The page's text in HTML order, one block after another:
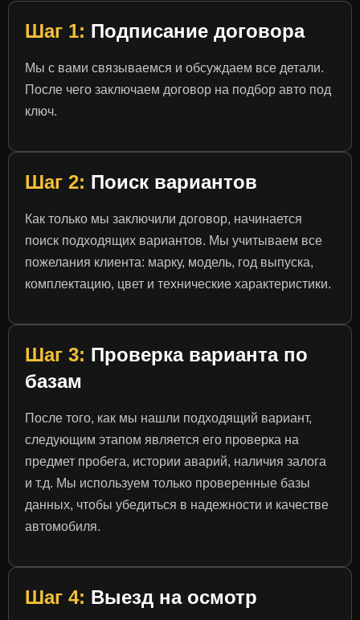
Шаг 1: Подписание договора
Мы с вами связываемся и обсуждаем все детали.
После чего заключаем договор на подбор авто под
ключ.
Шаг 2: Поиск вариантов
Как только мы заключили договор, начинается
поиск подходящих вариантов. Мы учитываем все
пожелания клиента: марку, модель, год выпуска,
комплектацию, цвет и технические характеристики.
Шаг 3: Проверка варианта по
базам
После того, как мы нашли подходящий вариант,
следующим этапом является его проверка на
предмет пробега, истории аварий, наличия залога
и т.д. Мы используем только проверенные базы
данных, чтобы убедиться в надежности и качестве
автомобиля.
Шаг 4: Выезд на осмотр